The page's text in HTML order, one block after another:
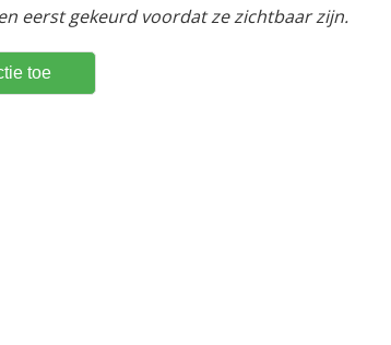
eerst gekeurd voordat ze zichtbaar zijn.